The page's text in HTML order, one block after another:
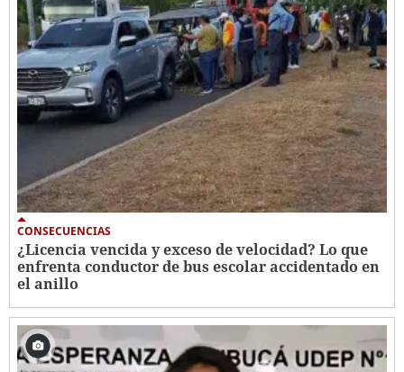
CONSECUENCIAS
¿Licencia vencida y exceso de velocidad? Lo que
enfrenta conductor de bus escolar accidentado en
el anillo